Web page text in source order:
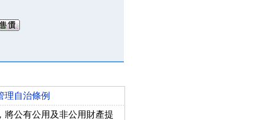
理自治條例
將公有公用及非公用財產提